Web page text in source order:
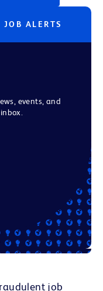
JOB ALERTS
events, and
job